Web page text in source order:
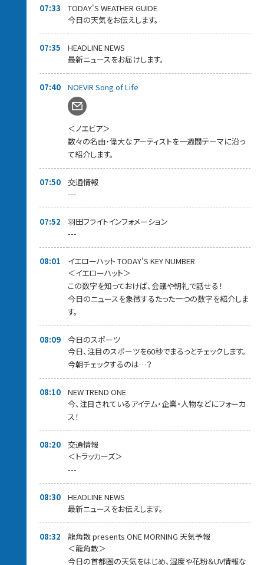
07:33
TODAY'S WEATHER GUIDE
今日の天気をお伝えします。
07:35
HEADLINE NEWS
最新ニュースをお届けします。
07:40 NOEVIR Song of Life
＜ノエビア＞
数々の名曲・偉大なアーティストを一週間テーマに沿っ
て紹介します。
07:50
交通情報
---
07:52
羽田フライトインフォメーション
---
08:01
イエローハット TODAY'S KEY NUMBER
＜イエローハット＞
この数字を知っておけば、会議や朝礼で話せる！
今日のニュースを象徴するたった一つの数字を紹介しま
す。
08:09
今日のスポーツ
今日、注目のスポーツを60秒でまるっとチェックします。
今朝チェックするのは…？
08:10
NEW TREND ONE
今、注目されているアイテム・企業・人物などにフォーカ
ス！
08:20
交通情報
＜トラッカーズ＞
---
08:30
HEADLINE NEWS
最新ニュースをお伝えします。
08:32
龍角散 presents ONE MORNING 天気予報
＜龍角散＞
今日の首都圏の天気をはじめ、湿度や花粉＆UV情報な